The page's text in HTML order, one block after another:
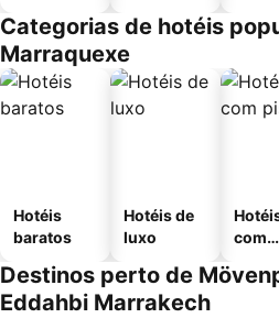
Categorias de hotéis
Marraquexe
Hotéis
baratos
Hotéis de
luxo
com
Destinos perto de
Eddahbi Marrakech